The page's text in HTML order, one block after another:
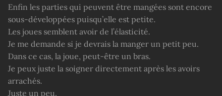
Enfin les parties qui peuvent être mangées sont encore
sous-développées puisqu’elle est petite.
Les joues semblent avoir de l’élasticité.
Je me demande si je devrais la manger un petit peu.
Dans ce cas, la joue, peut-être un bras.
Je peux juste la soigner directement après les avoirs
arrachés.
Juste un peu.